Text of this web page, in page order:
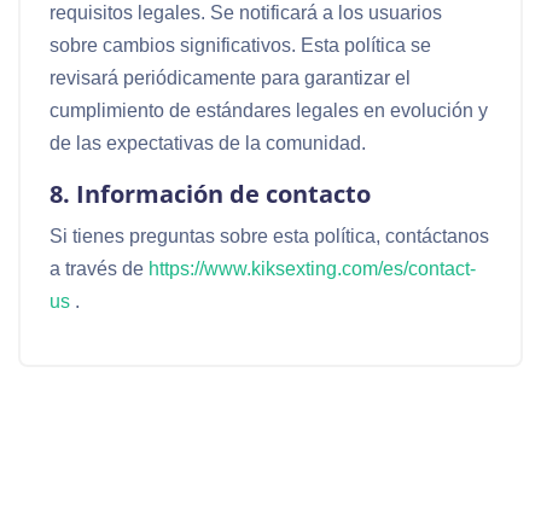
requisitos legales. Se notificará a los usuarios
sobre cambios significativos. Esta política se
revisará periódicamente para garantizar el
cumplimiento de estándares legales en evolución y
de las expectativas de la comunidad.
8. Información de contacto
Si tienes preguntas sobre esta política, contáctanos
a través de https://www.kiksexting.com/es/contact-
us .